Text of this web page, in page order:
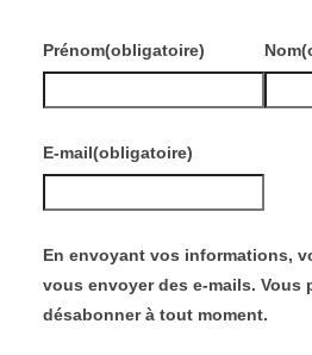
Prénom(obligatoire) Nom
E-mail(obligatoire)
En envoyant vos informations,
vous envoyer des e-mails. Vous
désabonner à tout moment.